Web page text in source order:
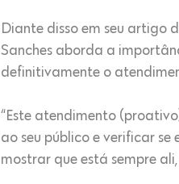
Diante disso em seu artigo
Sanches aborda a
definitivamente o
“Este atendimento
ao seu público e verificar
mostrar que está sempre